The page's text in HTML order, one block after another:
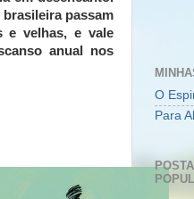
passam
e velhas, e vale
anual nos
O
Para